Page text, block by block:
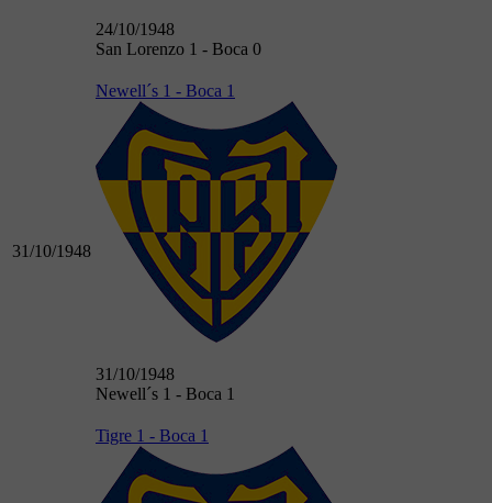
24/10/1948
San Lorenzo 1 - Boca 0
31/10/1948
Newell´s 1 - Boca 1
31/10/1948
Newell´s 1 - Boca 1
Tigre 1 - Boca 1